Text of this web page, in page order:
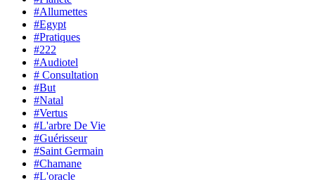
#Allumettes
#Egypt
#Pratiques
#222
#Audiotel
# Consultation
#But
#Natal
#Vertus
#L'arbre De Vie
#Guérisseur
#Saint Germain
#Chamane
#L'oracle